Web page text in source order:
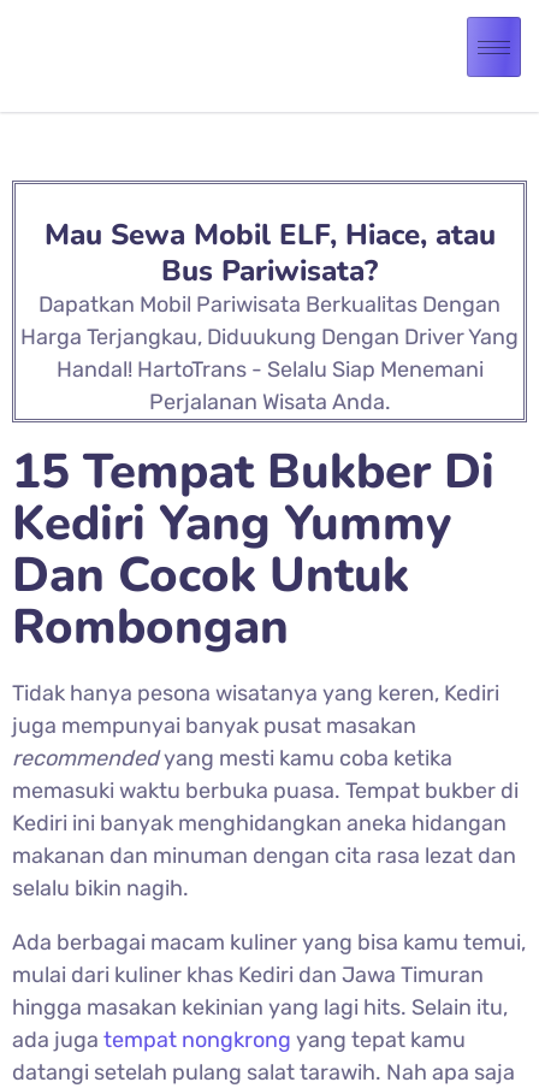
Mau Sewa Mobil ELF, Hiace, atau
Bus Pariwisata?
Dapatkan Mobil Pariwisata Berkualitas Dengan
Harga Terjangkau, Diduukung Dengan Driver Yang
Handal! HartoTrans - Selalu Siap Menemani
Perjalanan Wisata Anda.
15 Tempat Bukber Di
Kediri Yang Yummy
Dan Cocok Untuk
Rombongan
Tidak hanya pesona wisatanya yang keren, Kediri
juga mempunyai banyak pusat masakan
recommendedyang mesti kamu coba ketika
memasuki waktu berbuka puasa. Tempat bukber di
Kediri ini banyak menghidangkan aneka hidangan
makanan dan minuman dengan cita rasa lezat dan
selalu bikin nagih.
Ada berbagai macam kuliner yang bisa kamu temui,
mulai dari kuliner khas Kediri dan Jawa Timuran
hingga masakan kekinian yang lagi hits. Selain itu,
ada juga tempat nongkrong yang tepat kamu
datangi setelah pulang salat tarawih. Nah apa saja